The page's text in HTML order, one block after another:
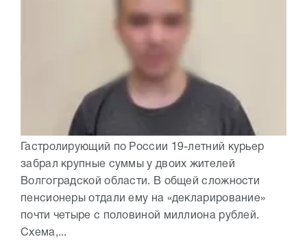
Гастролирующий по России 19-летний курьер
забрал крупные суммы у двоих жителей
Волгоградской области. В общей сложности
пенсионеры отдали ему на «декларирование»
почти четыре с половиной миллиона рублей.
Схема,...